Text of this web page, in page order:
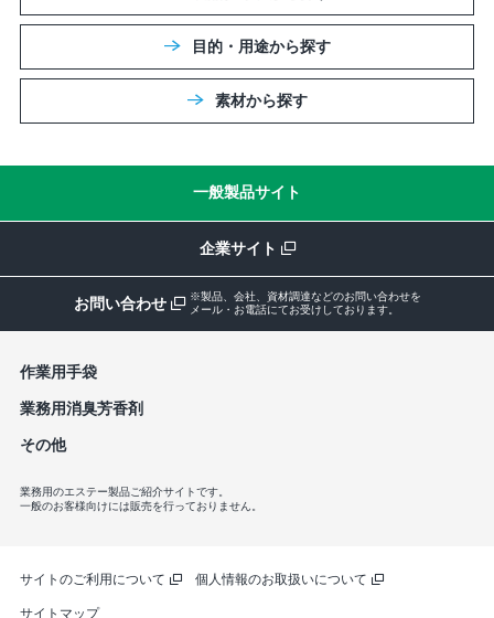
目的・用途から探す
素材から探す
一般製品サイト
企業サイト
お問い合わせ
※製品、会社、資材調達などのお問い合わせを
メール・お電話にてお受けしております。
作業⽤⼿袋
業務⽤消臭芳⾹剤
その他
業務用のエステー製品ご紹介サイトです。
一般のお客様向けには販売を行っておりません。
サイトのご利用について 個人情報のお取扱いについて
サイトマップ